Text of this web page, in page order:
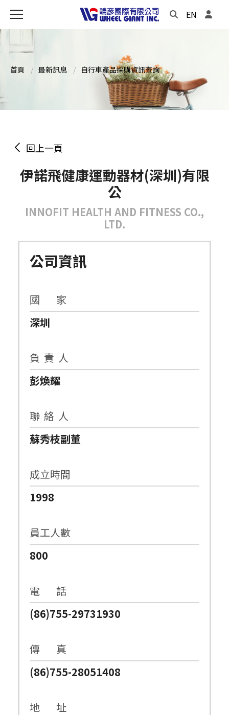
EN
首頁 最新訊息 自行車產品採購資訊查詢
回上一頁
伊諾飛健康運動器材(深圳)有限
公
INNOFIT HEALTH AND FITNESS CO.,
LTD.
公司資訊
國 家
深圳
負 責 人
彭煥耀
聯 絡 人
蘇秀枝副董
成立時間
1998
員工人數
800
電 話
(86)755-29731930
傳 真
(86)755-28051408
地 址